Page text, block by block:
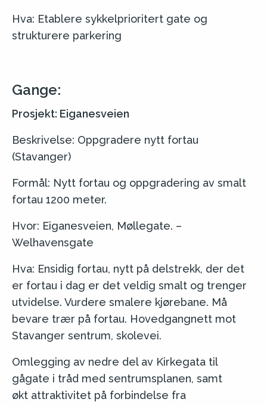
Hva: Etablere sykkelprioritert gate og
strukturere parkering
Gange:
Prosjekt: Eiganesveien
Beskrivelse: Oppgradere nytt fortau
(Stavanger)
Formål: Nytt fortau og oppgradering av smalt
fortau 1200 meter.
Hvor: Eiganesveien, Møllegate. –
Welhavensgate
Hva: Ensidig fortau, nytt på delstrekk, der det
er fortau i dag er det veldig smalt og trenger
utvidelse. Vurdere smalere kjørebane. Må
bevare trær på fortau. Hovedgangnett mot
Stavanger sentrum, skolevei.
Omlegging av nedre del av Kirkegata til
gågate i tråd med sentrumsplanen, samt
økt attraktivitet på forbindelse fra